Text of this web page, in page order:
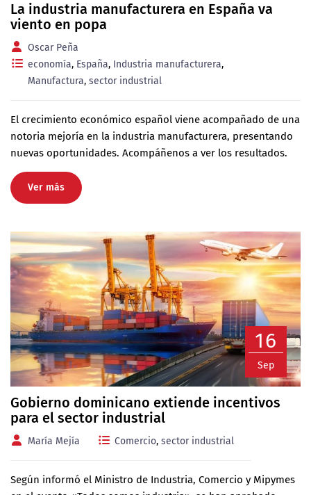
La industria manufacturera en España va
viento en popa
Oscar Peña
economía, España, Industria manufacturera,
Manufactura, sector industrial
El crecimiento económico español viene acompañado de una
notoria mejoría en la industria manufacturera, presentando
nuevas oportunidades. Acompáñenos a ver los resultados.
Ver más
16
Sep
Gobierno dominicano extiende incentivos
para el sector industrial
María Mejía Comercio, sector industrial
Según informó el Ministro de Industria, Comercio y Mipymes